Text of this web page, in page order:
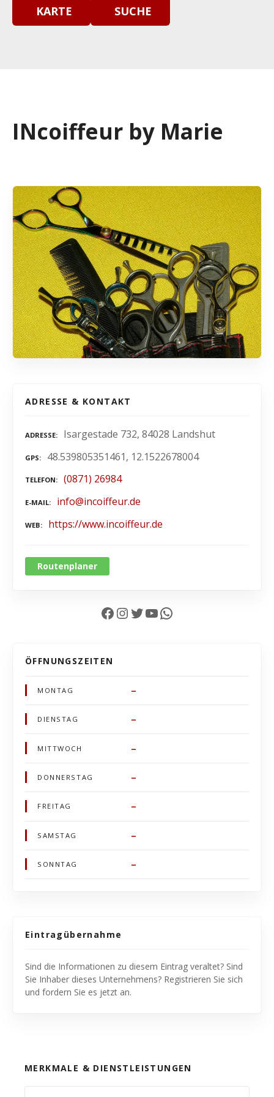
KARTE SUCHE
INcoiffeur by Marie
ADRESSE & KONTAKT
ADRESSE Isargestade 732, 84028 Landshut
GPS 48.539805351461, 12.1522678004
TELEFON (0871) 26984
E-MAIL info@incoiffeur.de
WEB https://www.incoiffeur.de
Routenplaner
Facebook InstagramTwitter YouTube WhatsApp
ÖFFNUNGSZEITEN
MONTAG –
DIENSTAG –
MITTWOCH –
DONNERSTAG –
FREITAG –
SAMSTAG –
SONNTAG –
Eintragübernahme
Sind die Informationen zu diesem Eintrag veraltet? Sind
Sie Inhaber dieses Unternehmens? Registrieren Sie sich
und fordern Sie es jetzt an.
MERKMALE & DIENSTLEISTUNGEN